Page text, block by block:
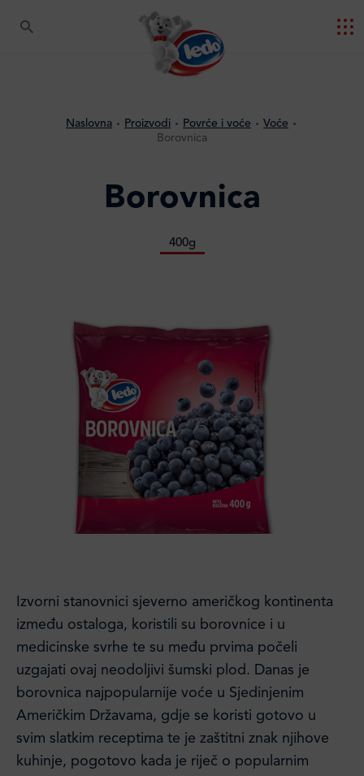
Naslovna Proizvodi Povrće i voće
Voće
Borovnica
Borovnica
400g
Izvorni stanovnici sjeverno američkog kontinenta
između ostaloga, koristili su borovnice i u
medicinske svrhe te su među prvima počeli
uzgajati ovaj neodoljivi šumski plod. Danas je
borovnica najpopularnije voće u Sjedinjenim
Američkim Državama, gdje se koristi gotovo u
svim slatkim receptima te je zaštitni znak njihove
kuhinje, pogotovo kada je riječ o popularnim